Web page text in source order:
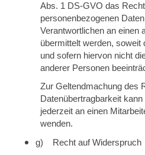
Abs. 1 DS-GVO das
personenbezogenen
Verantwortlichen an einen
übermittelt werden,
und sofern hiervon nicht
anderer Personen
Zur Geltendmachung des
Datenübertragbarkeit
jederzeit an einen
wenden.
g) Recht auf Widerspruch